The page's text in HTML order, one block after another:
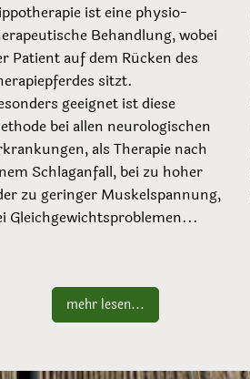
ist eine physio-
Behandlung, wobei
Patient auf dem Rücken des
sitzt.
geeignet ist diese
bei allen neurologischen
als Therapie nach
Schlaganfall, bei zu hoher
zu geringer Muskelspannung,
Gleichgewichtsproblemen...
mehr lesen...